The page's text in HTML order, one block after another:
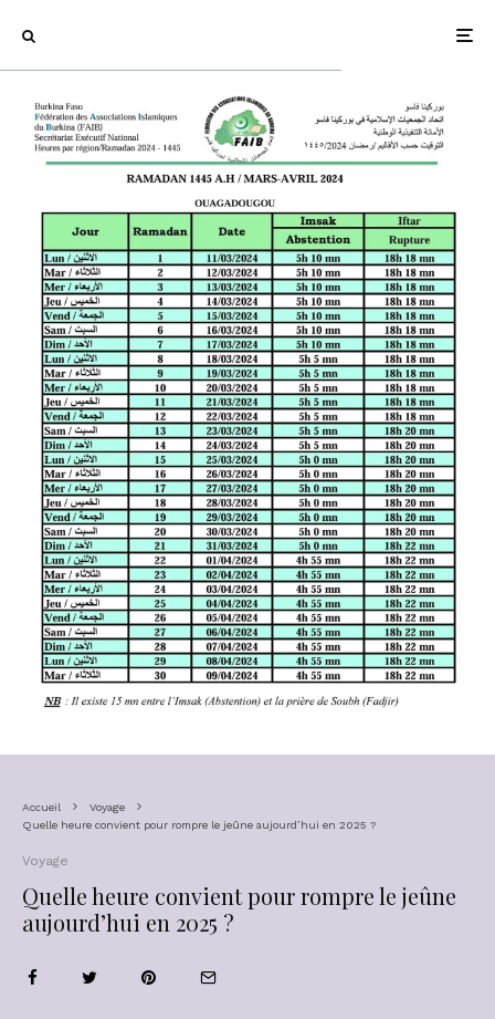
Accueil
Voyage
Quelle heure convient pour rompre le jeûne aujourd’hui en 2025 ?
Voyage
Quelle heure convient pour rompre le jeûne
aujourd’hui en 2025 ?